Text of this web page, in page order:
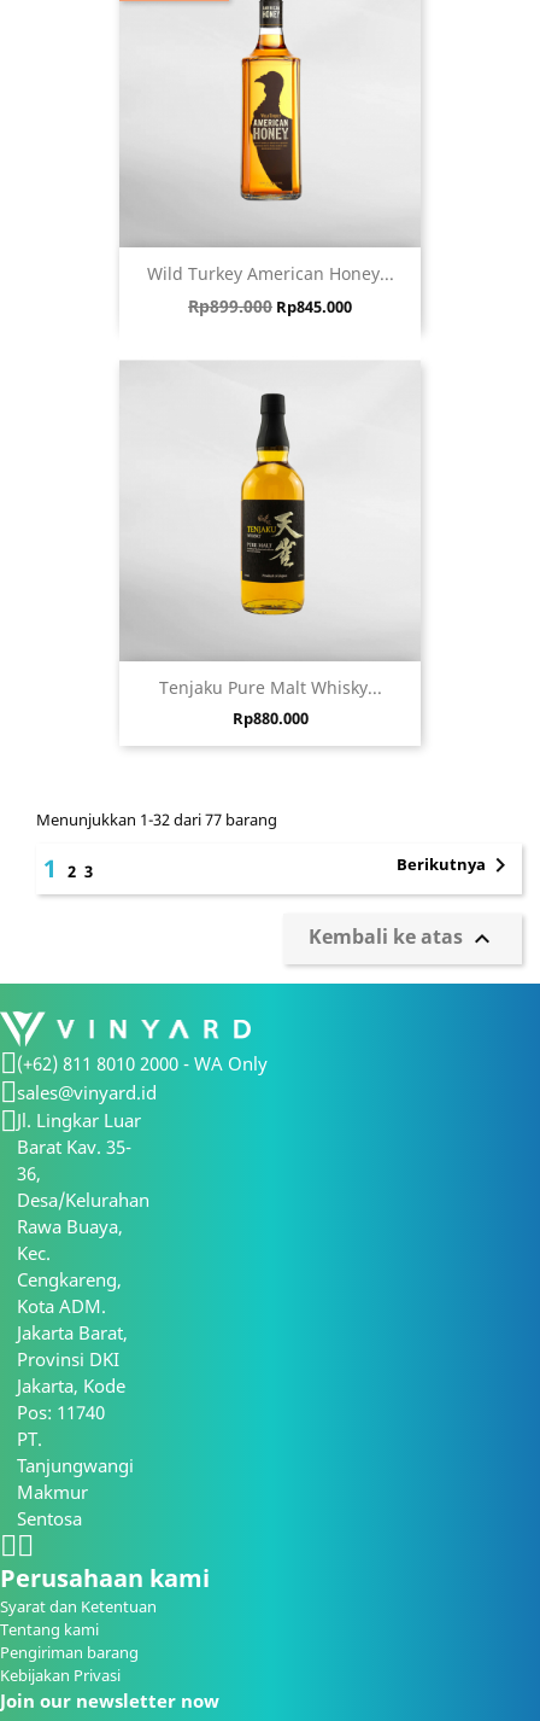
Wild Turkey American Honey...
Harga biasa
Rp899.000 Harga
Rp845.000
Tenjaku Pure Malt Whisky...
Harga
Rp880.000
Menunjukkan 1-32 dari 77 barang
1 2 3 Berikutnya 
Kembali ke atas 
(+62) 811 8010 2000 - WA Only
sales@vinyard.id
Jl. Lingkar Luar
Barat Kav. 35-
36,
Desa/Kelurahan
Rawa Buaya,
Kec.
Cengkareng,
Kota ADM.
Jakarta Barat,
Provinsi DKI
Jakarta, Kode
Pos: 11740
PT.
Tanjungwangi
Makmur
Sentosa
Perusahaan kami
Syarat dan Ketentuan
Tentang kami
Pengiriman barang
Kebijakan Privasi
Join our newsletter now